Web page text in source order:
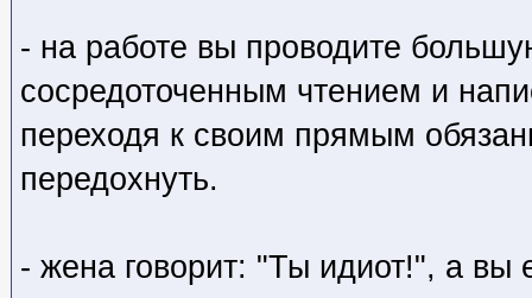
- на работе вы проводите
сосредоточенным чтением и
переходя к своим прямым
передохнуть.
- жена говорит: "Ты идиот!", а вы